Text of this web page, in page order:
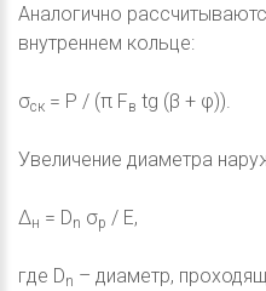
Аналогично
внутреннем кольце:
σск = P / (π Fв tg (β + φ)).
Увеличение диаметра
Δн = Dn σp / E,
где Dn – диаметр,